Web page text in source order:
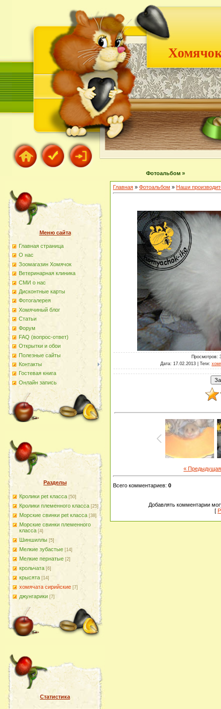
Фотоальбом »
Меню сайта
Главная страница
О наc
Зоомагазин Хомячок
Ветеринарная клиника
СМИ о нас
Дисконтные карты
Фотогалерея
Хомячиный блог
Статьи
Форум
FAQ (вопрос-ответ)
Открытки и обои
Полезные сайты
Контакты
Гостевая книга
Онлайн запись
Разделы
Кролики pet класса [50]
Кролики племенного класса [25]
Морские свинки pet класса [38]
Морские свинки племенного
класса [4]
Шиншиллы [5]
Мелкие зубастые [14]
Мелкие пернатые [2]
крольчата [6]
крысята [14]
хомячата сирийские [7]
джунгарики [7]
Статистика
Главная » Фотоальбом » Наши
Просмотров:
Дата: 17.02.2013 | Теги:
« Предыдущая
Всего комментариев: 0
Добавлять комментарии
[